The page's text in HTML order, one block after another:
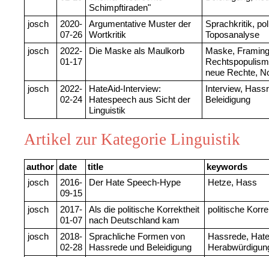
Schimpftiraden"
josch
2020-
07-26
Argumentative Muster der
Wortkritik
Sprachkritik,
Toposanalyse
josch
2022-
01-17
Die Maske als Maulkorb
Maske,
neue Rechte,
josch
2022-
02-24
HateAid-Interview:
Hatespeech aus Sicht der
Linguistik
Interview,
Beleidigung
Artikel zur Kategorie Linguistik
author date title
keywords
josch
2016-
09-15
Der Hate Speech-Hype Hetze, Hass
josch
2017-
01-07
Als die politische Korrektheit
nach Deutschland kam
politische
josch
2018-
02-28
Sprachliche Formen von
Hassrede und Beleidigung
Hassrede,